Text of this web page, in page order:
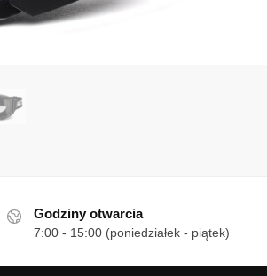
Godziny otwarcia
7:00 - 15:00 (poniedziałek - piątek)